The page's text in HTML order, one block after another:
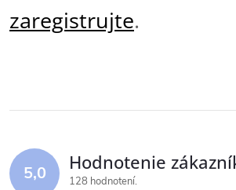
zaregistrujte.
5,0 Hodnotenie
128 hodnotení